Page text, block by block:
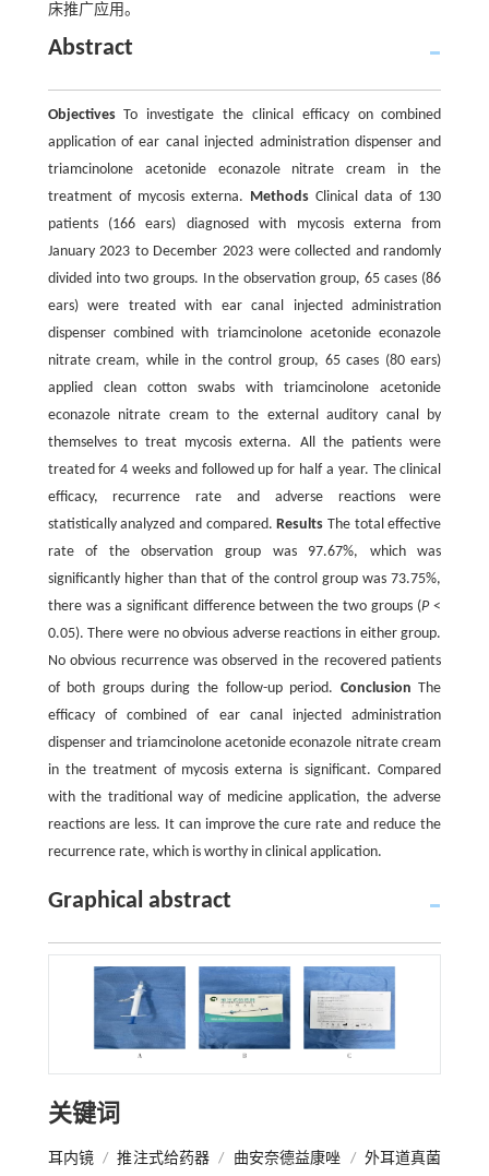
床推广应用。
Abstract
ObjectivesTo investigate the clinical efficacy on combined
application of ear canal injected administration dispenser and
triamcinolone acetonide econazole nitrate cream in the
treatment of mycosis externa. Methods Clinical data of 130
patients (166 ears) diagnosed with mycosis externa from
January 2023 to December 2023 were collected and randomly
divided into two groups. In the observation group, 65 cases (86
ears) were treated with ear canal injected administration
dispenser combined with triamcinolone acetonide econazole
nitrate cream, while in the control group, 65 cases (80 ears)
applied clean cotton swabs with triamcinolone acetonide
econazole nitrate cream to the external auditory canal by
themselves to treat mycosis externa. All the patients were
treated for 4 weeks and followed up for half a year. The clinical
efficacy, recurrence rate and adverse reactions were
statistically analyzed and compared.Results The total effective
rate of the observation group was 97.67%, which was
significantly higher than that of the control group was 73.75%,
there was a significant difference between the two groups (P<
0.05). There were no obvious adverse reactions in either group.
No obvious recurrence was observed in the recovered patients
of both groups during the follow-up period. Conclusion The
efficacy of combined of ear canal injected administration
dispenser and triamcinolone acetonide econazole nitrate cream
in the treatment of mycosis externa is significant. Compared
with the traditional way of medicine application, the adverse
reactions are less. It can improve the cure rate and reduce the
recurrence rate, which is worthy in clinical application.
Graphical abstract
关键词
耳内镜 / 推注式给药器 / 曲安奈德益康唑 / 外耳道真菌